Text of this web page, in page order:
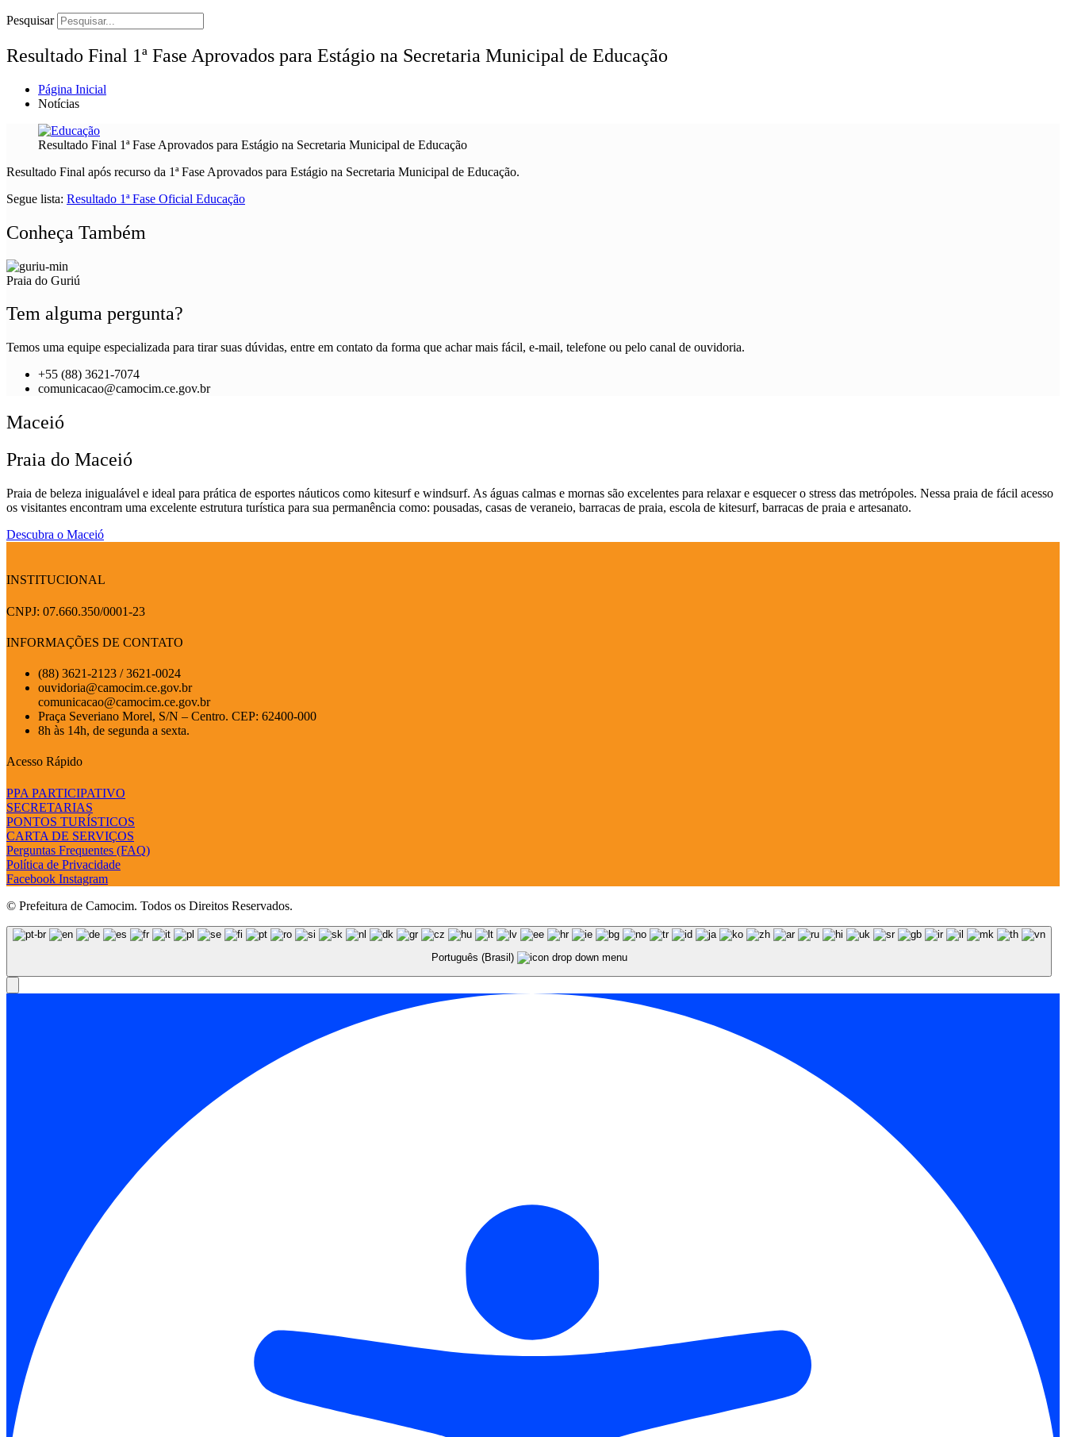
Pesquisar
Resultado Final 1ª Fase Aprovados para Estágio na Secretaria Municipal de Educação
Página Inicial
Notícias
Resultado Final 1ª Fase Aprovados para Estágio na Secretaria Municipal de Educação
Resultado Final após recurso da 1ª Fase Aprovados para Estágio na Secretaria Municipal de Educação.
Segue lista: Resultado 1ª Fase Oficial Educação
Conheça Também
Praia do Guriú
Tem alguma pergunta?
Temos uma equipe especializada para tirar suas dúvidas, entre em contato da forma que achar mais fácil, e-mail, telefone ou pelo canal de ouvidoria.
+55 (88) 3621-7074
comunicacao@camocim.ce.gov.br
Maceió
Praia do Maceió
Praia de beleza inigualável e ideal para prática de esportes náuticos como kitesurf e windsurf. As águas calmas e mornas são excelentes para relaxar e esquecer o stress das metrópoles. Nessa praia de fácil acesso
os visitantes encontram uma excelente estrutura turística para sua permanência como: pousadas, casas de veraneio, barracas de praia, escola de kitesurf, barracas de praia e artesanato.
Descubra o Maceió
INSTITUCIONAL
CNPJ: 07.660.350/0001-23
INFORMAÇÕES DE CONTATO
(88) 3621-2123 / 3621-0024
ouvidoria@camocim.ce.gov.br
comunicacao@camocim.ce.gov.br
Praça Severiano Morel, S/N – Centro. CEP: 62400-000
8h às 14h, de segunda a sexta.
Acesso Rápido
PPA PARTICIPATIVO
SECRETARIAS
PONTOS TURÍSTICOS
CARTA DE SERVIÇOS
Perguntas Frequentes (FAQ)
Política de Privacidade
Facebook Instagram
© Prefeitura de Camocim. Todos os Direitos Reservados.
Português (Brasil)